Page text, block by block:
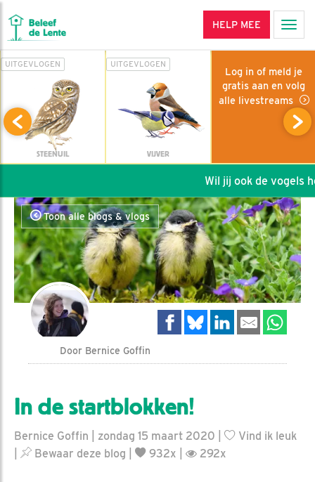
HELP MEE
UITGEVLOGEN
STEENUIL
UITGEVLOGEN
VIJVER
Log in of meld je
gratis aan en volg
alle livestreams
Wil jij ook de vogels
Toon alle blogs & vlogs
Door Bernice Goffin
In de startblokken!
Bernice Goffin | zondag 15 maart 2020 |
Vind ik leuk
Bewaar deze blog 932x | 292x